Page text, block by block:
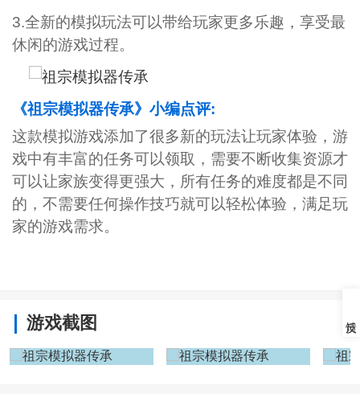
3.全新的模拟玩法可以带给玩家更多乐趣，享受最
休闲的游戏过程。
《祖宗模拟器传承》小编点评:
这款模拟游戏添加了很多新的玩法让玩家体验，游
戏中有丰富的任务可以领取，需要不断收集资源才
可以让家族变得更强大，所有任务的难度都是不同
的，不需要任何操作技巧就可以轻松体验，满足玩
家的游戏需求。
游戏截图